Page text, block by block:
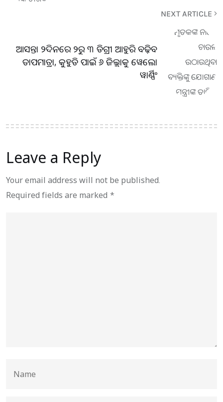
NEXT ARTICLE
ଆସନ୍ତା ୨ଦିନରେ ୨ରୁ ୩ ଡିଗ୍ରୀ ଆହୁରି ବଢ଼ିବ
ତାପମାତ୍ରା, କୁହୁଡି ପାଇଁ ୬ ଜିଲ୍ଲାକୁ ୱେଲୋ
ୱାର୍ଣ୍ଣିଂ
Leave a Reply
Your email address will not be published.
Required fields are marked *